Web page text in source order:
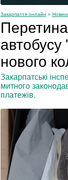
Закарпаття онлайн »
автобусу
нового
Закарпатські
митного
платежів.